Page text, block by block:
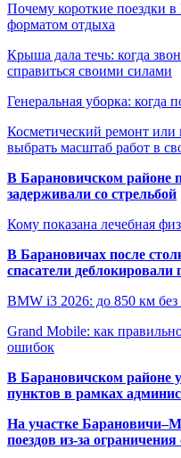
Почему короткие поездки
форматом отдыха
Крыша дала течь: когда
справиться своими силами
Генеральная уборка: когда
Косметический ремонт или
выбрать масштаб работ в
В Барановичском районе
задерживали со стрельбой
Кому показана лечебная
В Барановичах после
спасатели деблокировали
BMW i3 2026: до 850 км без
Grand Mobile: как
ошибок
В Барановичском районе
пунктов в рамках
На участке
поездов из-за